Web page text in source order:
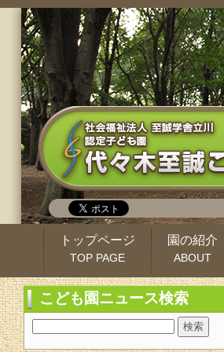
トップページ
TOP PAGE
園の紹介
ABOUT
こども園ニュース検索